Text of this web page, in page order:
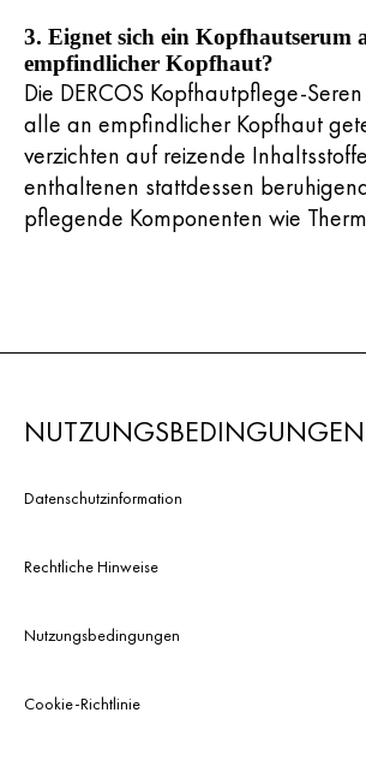
3. Eignet sich ein Kopfhautserum
empfindlicher Kopfhaut?
Die DERCOS Kopfhautpflege-
alle an empfindlicher Kopfhaut
verzichten auf reizende
enthaltenen stattdessen
pflegende Komponenten wie
NUTZUNGSBEDINGUNGEN
Datenschutzinformation
Rechtliche Hinweise
Nutzungsbedingungen
Cookie-Richtlinie